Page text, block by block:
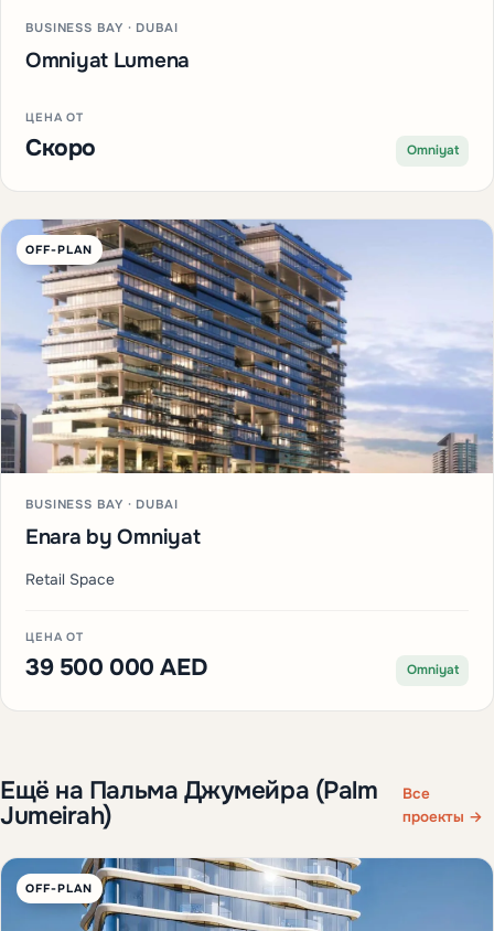
BUSINESS BAY · DUBAI
Omniyat Lumena
ЦЕНА ОТ
Скоро Omniyat
OFF-PLAN
BUSINESS BAY · DUBAI
Enara by Omniyat
Retail Space
ЦЕНА ОТ
39 500 000 AED Omniyat
Ещё на Пальма Джумейра (Palm
Jumeirah)
Все
проекты →
OFF-PLAN